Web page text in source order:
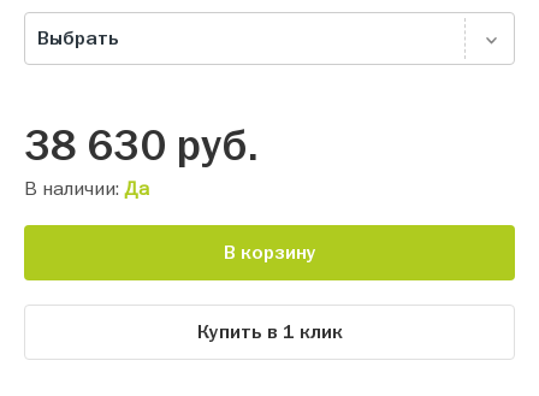
Выбрать
38 630 руб.
В наличии: Да
В корзину
Купить в 1 клик